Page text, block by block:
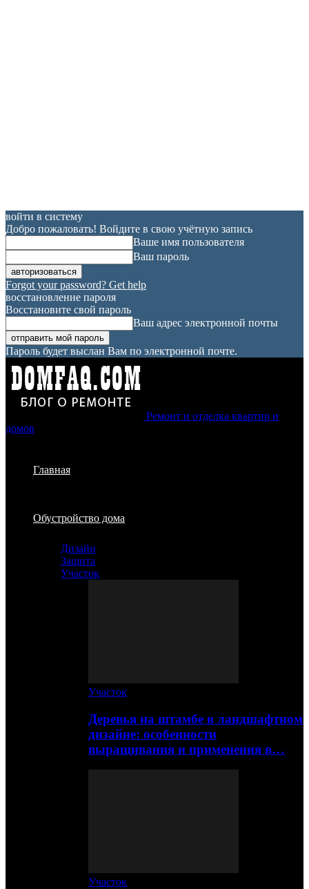
войти в систему
Добро пожаловать! Войдите в свою учётную запись
Ваше имя пользователя
Ваш пароль
Forgot your password? Get help
восстановление пароля
Восстановите свой пароль
Ваш адрес электронной почты
Пароль будет выслан Вам по электронной почте.
Ремонт и отделка квартир и
домов
Главная
Обустройство дома
Дизайн
Защита
Участок
Участок
Деревья на штамбе в ландшафтном
дизайне: особенности
выращивания и применения в…
Участок